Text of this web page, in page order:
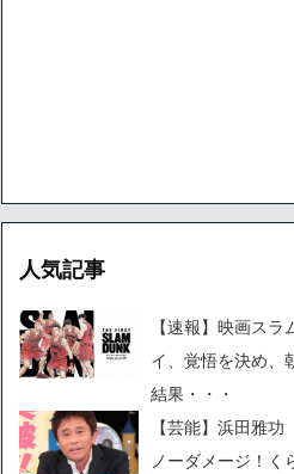
人気記事
【速報】映画ス
イ、覚悟を決め、
結果・・・
【芸能】浜田雅
ノーダメージ！く